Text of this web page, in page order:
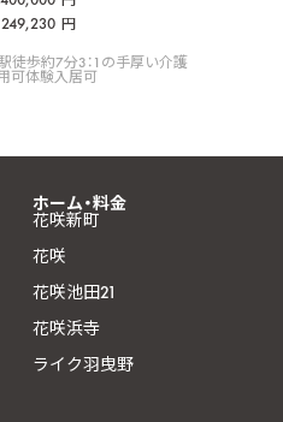
249,230 円
徒歩約7分3：1の手厚い介護
可体験入居可
ホーム・料金
花咲新町
花咲
花咲池田21
花咲浜寺
ライク羽曳野